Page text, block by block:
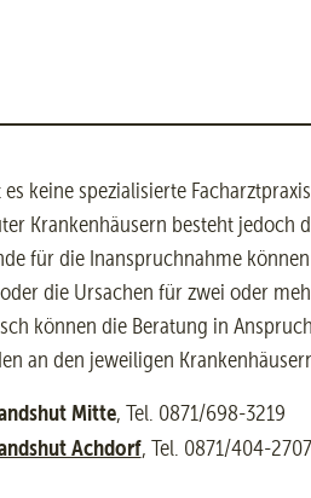
keine spezialisierte
Krankenhäusern besteht jedoch
für die Inanspruchnahme
die Ursachen für zwei oder
können die Beratung in
an den jeweiligen
Mitte, Tel. 0871/698-3219
Achdorf, Tel. 0871/404-2707